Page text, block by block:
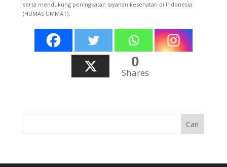
serta mendukung peningkatan layanan kesehatan di Indonesia
(HUMAS UMMAT).
0
Shares